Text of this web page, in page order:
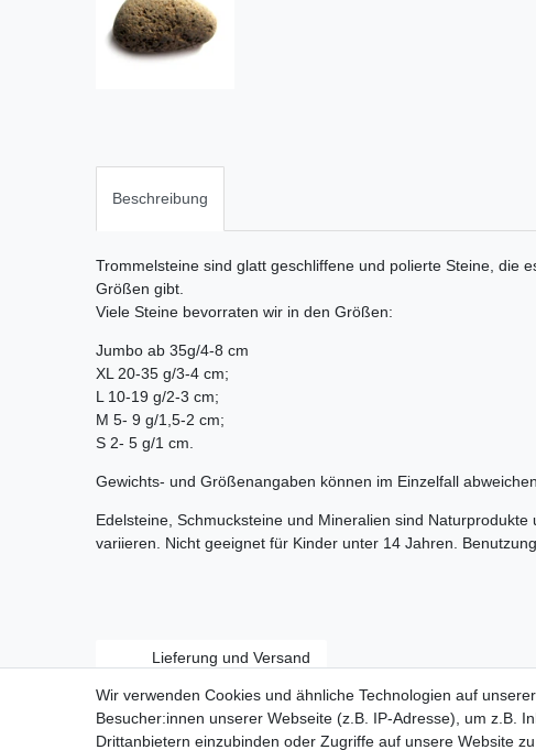
Beschreibung
Trommelsteine sind glatt geschliffene und polierte Steine, die
Größen gibt.
Viele Steine bevorraten wir in den Größen:
Jumbo ab 35g/4-8 cm
XL 20-35 g/3-4 cm;
L 10-19 g/2-3 cm;
M 5- 9 g/1,5-2 cm;
S 2- 5 g/1 cm.
Gewichts- und Größenangaben können im Einzelfall abweichen.
Edelsteine, Schmucksteine und Mineralien sind
variieren. Nicht geeignet für Kinder unter 14 Jahren.
Lieferung und Versand
Wir verwenden Cookies und ähnliche Technologien auf
Besucher:innen unserer Webseite (z.B. IP-Adresse), um z.B.
Drittanbietern einzubinden oder Zugriffe auf unsere Website